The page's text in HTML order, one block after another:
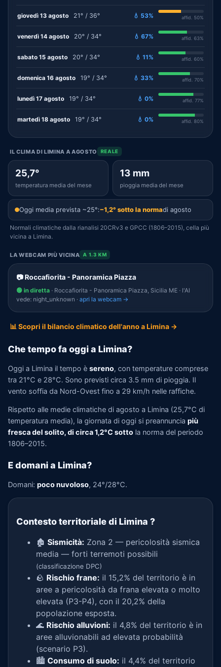
giovedì 13 agosto 21° / 36° 💧 53% affid. 50%
venerdì 14 agosto 20° / 34° 💧 67% affid. 63%
sabato 15 agosto 20° / 34° 💧 11% affid. 60%
domenica 16 agosto 19° / 34° 💧 33% affid. 70%
lunedì 17 agosto 19° / 34° 💧 0% affid. 77%
martedì 18 agosto 19° / 34° 💧 0% affid. 80%
IL CLIMA DI LIMINA A AGOSTO REALE
25,7°
temperatura media del mese
13 mm
pioggia media del mese
Oggi media prevista ~25°:−1,2° sotto la normadi agosto
Normali climatiche dalla rianalisi 20CRv3 e GPCC (1806–2015), cella più
vicina a Limina.
LA WEBCAM PIÙ VICINA A 1.3 KM
📷 Roccafiorita - Panoramica Piazza
🟢 in diretta · Roccafiorita - Panoramica Piazza, Sicilia ME · l'AI
vede: night_unknown · apri la webcam →
📊 Scopri il bilancio climatico dell'anno a Limina →
Che tempo fa oggi a Limina?
Oggi a Limina il tempo è sereno, con temperature comprese
tra 21°C e 28°C. Sono previsti circa 3.5 mm di pioggia. Il
vento soffia da Nord-Ovest fino a 29 km/h nelle raffiche.
Rispetto alle medie climatiche di agosto a Limina (25,7°C di
temperatura media), la giornata di oggi si preannuncia più
fresca del solito, di circa 1,2°C sotto la norma del periodo
1806–2015.
E domani a Limina?
Domani: poco nuvoloso, 24°/28°C.
Contesto territoriale di Limina ?
🏚️ Sismicità: Zona 2 — pericolosità sismica
media — forti terremoti possibili
(classificazione DPC)
🪨 Rischio frane: il 15,2% del territorio è in
aree a pericolosità da frana elevata o molto
elevata (P3-P4), con il 20,2% della
popolazione esposta.
🌊 Rischio alluvioni: il 4,8% del territorio è in
aree alluvionabili ad elevata probabilità
(scenario P3).
🏙️ Consumo di suolo: il 4,4% del territorio